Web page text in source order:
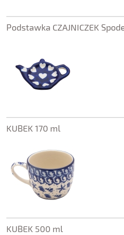
Podstawka CZAJNICZEK
KUBEK 170 ml
KUBEK 500 ml